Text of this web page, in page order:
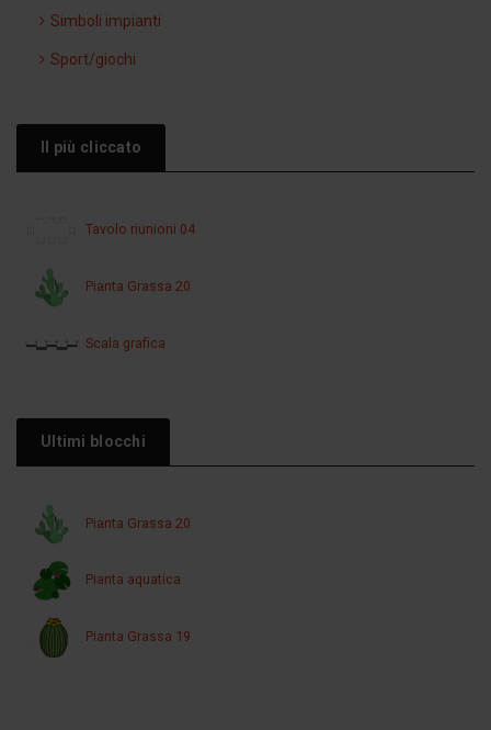
Simboli impianti
Sport/giochi
Il più cliccato
Tavolo riunioni 04
Pianta Grassa 20
Scala grafica
Ultimi blocchi
Pianta Grassa 20
Pianta aquatica
Pianta Grassa 19